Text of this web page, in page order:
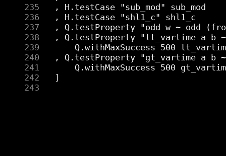
    235
    236
    237
    238
    239
    240
    241
    242
    243